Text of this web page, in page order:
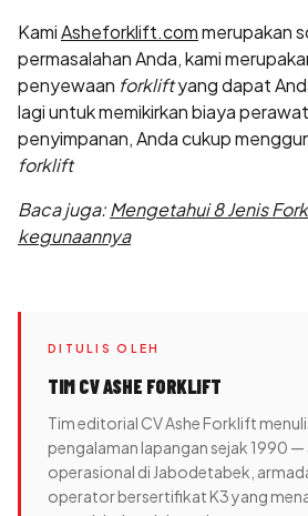
KamiAsheforklift.commerupakan
permasalahan Anda, kami
penyewaan forkliftyang dapat
lagi untuk memikirkan biaya
penyimpanan, Anda cukup
forklift
Baca juga:Mengetahui 8 Jenis
kegunaannya
DITULIS OLEH
TIM CV ASHE FORKLIFT
Tim editorial CV Ashe Forklift
pengalaman lapangan sejak 1990
operasional di Jabodetabek,
operator bersertifikat K3 yang